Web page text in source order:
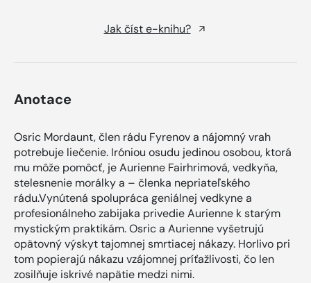
Jak číst e-knihu?
Anotace
Osric Mordaunt, člen rádu Fyrenov a nájomný vrah
potrebuje liečenie. Iróniou osudu jedinou osobou, ktorá
mu môže pomôcť, je Aurienne Fairhrimová, vedkyňa,
stelesnenie morálky a – členka nepriateľského
rádu.Vynútená spolupráca geniálnej vedkyne a
profesionálneho zabijaka privedie Aurienne k starým
mystickým praktikám. Osric a Aurienne vyšetrujú
opätovný výskyt tajomnej smrtiacej nákazy. Horlivo pri
tom popierajú nákazu vzájomnej príťažlivosti, čo len
zosilňuje iskrivé napätie medzi nimi.